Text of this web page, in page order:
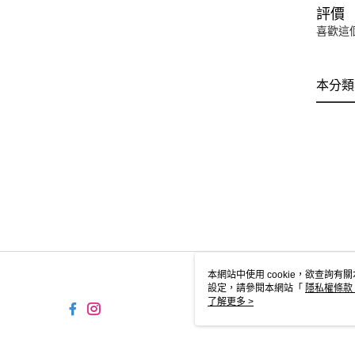
評價
喜歡這
本分
本網站中使用 cookie，欲查詢有
設定，請參閱本網站「 隱私權條款
使用 cookie。
了解更多 >